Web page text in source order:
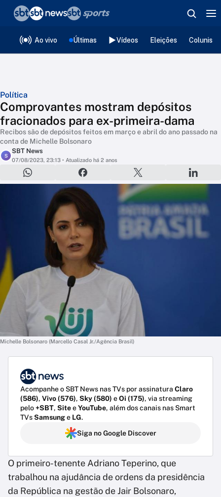
Ao vivo Últimas Vídeos Eleições
Política
Comprovantes mostram depósitos
fracionados para ex-primeira-dama
Recibos são de depósitos feitos em março e abril do ano passado na
conta de Michelle Bolsonaro
S
SBT News
07/08/2023, 23:13 • Atualizado há 2 anos
Michelle Bolsonaro (Marcello Casal Jr./Agência Brasil)
Acompanhe o SBT News nas TVs por assinatura Claro
(586), Vivo (576), Sky (580) eOi (175), via streaming
pelo+SBT, SiteeYouTube, além dos canais nas Smart
TVsSamsunge LG.
Siga no Google Discover
O primeiro-tenente Adriano Teperino, que
trabalhou na ajudância de ordens da presidência
da República na gestão de Jair Bolsonaro,
❮voltar
Editorias